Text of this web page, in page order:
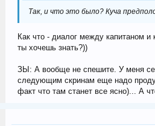
Так, и что это было? Куча
Как что - диалог между капитаном
ты хочешь знать?))
ЗЫ: А вообще не спешите. У меня
следующим скринам еще надо
факт что там станет все ясно)... А